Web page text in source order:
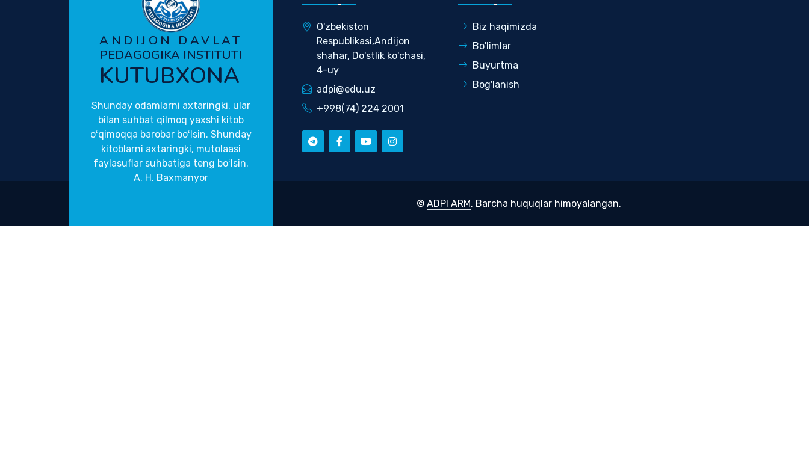
ANDIJON DAVLAT
PEDAGOGIKA INSTITUTI
KUTUBXONA
Shunday odamlarni axtaringki, ular
bilan suhbat qilmoq yaxshi kitob
oʻqimoqqa barobar boʻlsin. Shunday
kitoblarni axtaringki, mutolaasi
faylasuflar suhbatiga teng boʻlsin.
A. H. Baxmanyor
O'zbekiston
Respublikasi,Andijon
shahar, Do'stlik ko'chasi,
4-uy
adpi@edu.uz
+998(74) 224 2001
Biz haqimizda
Bo'limlar
Buyurtma
Bog'lanish
© ADPI ARM. Barcha huquqlar himoyalangan.